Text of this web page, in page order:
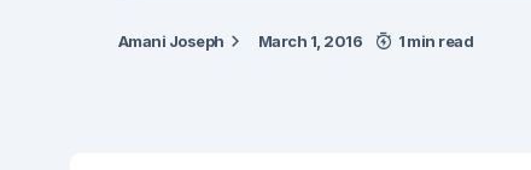
Amani Joseph March 1, 2016 1 min read